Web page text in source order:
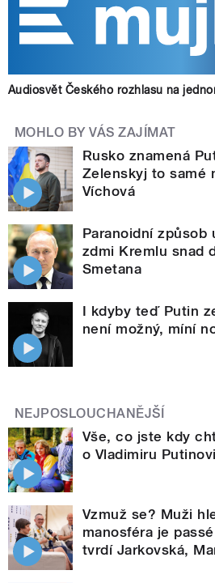
Audiosvět Českého rozhlasu na
MOHLO BY VÁS ZAJÍMAT
Rusko znamená
Zelenskyj to samé
Víchová
Paranoidní způsob
zdmi Kremlu snad
Smetana
I kdyby teď Putin
není možný, míní
NEJPOSLOUCHANĚJŠÍ
Vše, co jste kdy
o Vladimiru
Vzmuž se? Muži
manosféra je
tvrdí Jarkovská,